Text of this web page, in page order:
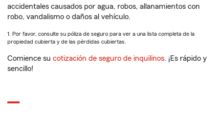
accidentales causados por agua, robos, allanamientos con
robo, vandalismo o daños al vehículo.
1. Por favor, consulte su póliza de seguro para ver a una lista completa de la
propiedad cubierta y de las pérdidas cubiertas.
Comience su cotización de seguro de inquilinos. ¡Es rápido y
sencillo!